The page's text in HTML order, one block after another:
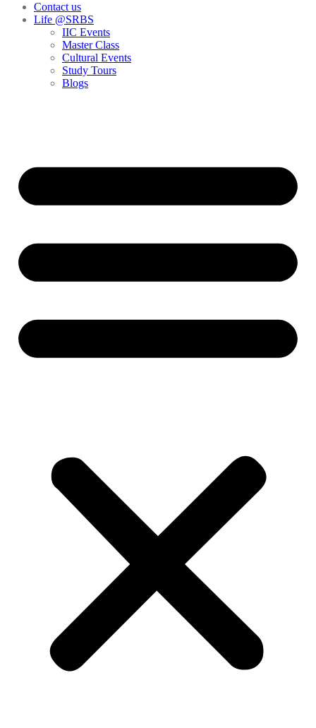
Contact us
Life @SRBS
IIC Events
Master Class
Cultural Events
Study Tours
Blogs